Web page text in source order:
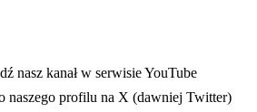
się w nowej karcie
nasz kanał w serwisie YouTube
karcie
naszego profilu na X (dawniej Twitter)